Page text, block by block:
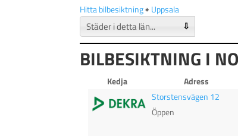
Hitta bilbesiktning🠺 Uppsala
⇩
BILBESIKTNING I
Kedja Adress
Storstensvägen 12
Öppen